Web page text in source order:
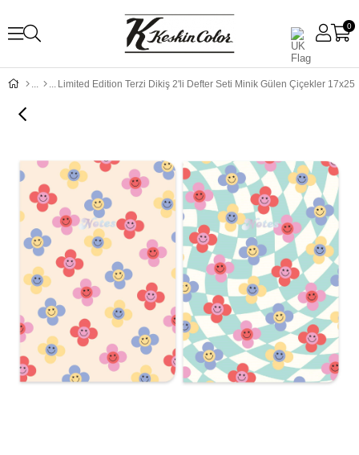
0
Limited Edition Terzi Dikiş 2'li Defter Seti Minik Gülen Çiçekler 17x25